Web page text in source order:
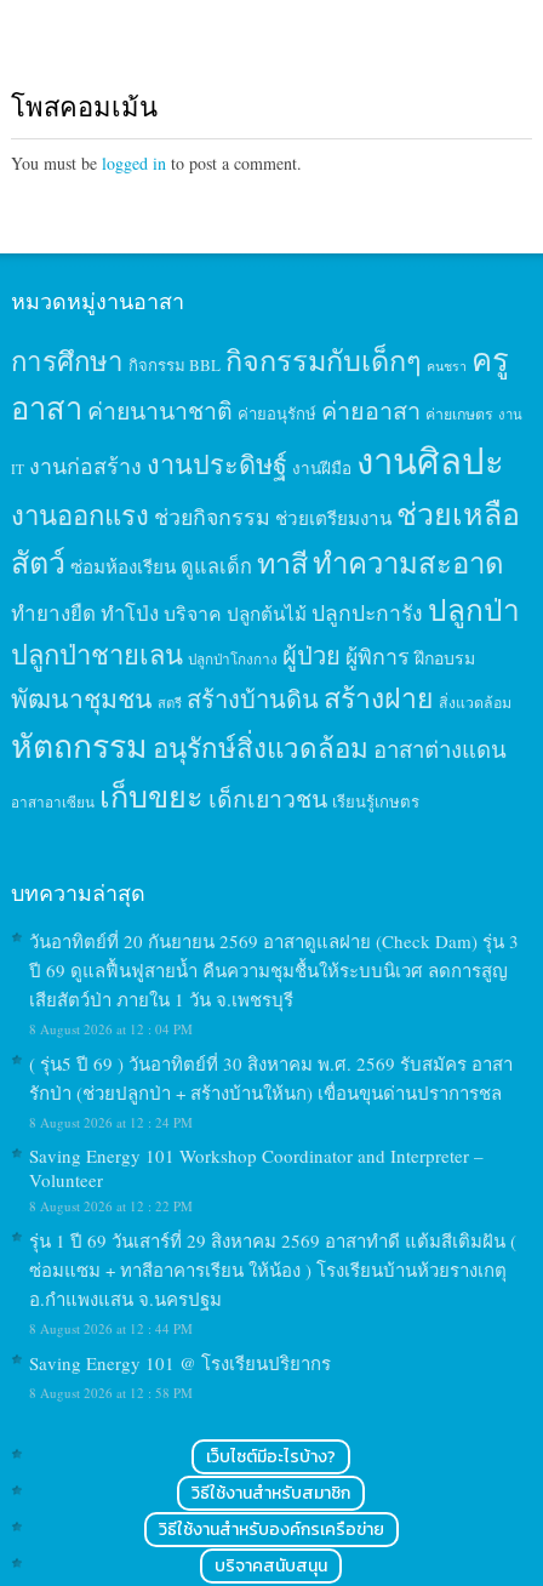
โพสคอมเม้น
You must be logged into post a comment.
หมวดหมู่งานอาสา
การศึกษา กิจกรรม BBL กิจกรรมกับเด็กๆ คนชรา ครู
อาสา ค่ายนานาชาติ ค่ายอนุรักษ์ ค่ายอาสา ค่ายเกษตร งาน
IT งานก่อสร้าง งานประดิษฐ์ งานฝีมือ งานศิลปะ
งานออกแรง ช่วยกิจกรรม ช่วยเตรียมงาน ช่วยเหลือ
สัตว์ ซ่อมห้องเรียน ดูแลเด็ก ทาสีทำความสะอาด
ทำยางยืด ทำโป่ง บริจาค ปลูกต้นไม้ ปลูกปะการัง ปลูกป่า
ปลูกป่าชายเลน ปลูกป่าโกงกาง ผู้ป่วย ผู้พิการ ฝึกอบรม
พัฒนาชุมชน สตรี สร้างบ้านดินสร้างฝาย สิ่งแวดล้อม
หัตถกรรม อนุรักษ์สิ่งแวดล้อม อาสาต่างแดน
อาสาอาเซียน เก็บขยะ เด็กเยาวชน เรียนรู้เกษตร
บทความล่าสุด
วันอาทิตย์ที่ 20 กันยายน 2569 อาสาดูแลฝาย (Check Dam) รุ่น 3
ปี 69 ดูแลฟื้นฟูสายน้ำ คืนความชุมชื้นให้ระบบนิเวศ ลดการสูญ
เสียสัตว์ป่า ภายใน 1 วัน จ.เพชรบุรี
8 August 2026 at 12 : 04 PM
( รุ่น5 ปี 69 ) วันอาทิตย์ที่ 30 สิงหาคม พ.ศ. 2569 รับสมัคร อาสา
รักป่า (ช่วยปลูกป่า + สร้างบ้านให้นก) เขื่อนขุนด่านปราการชล
8 August 2026 at 12 : 24 PM
Saving Energy 101 Workshop Coordinator and Interpreter –
Volunteer
8 August 2026 at 12 : 22 PM
รุ่น 1 ปี 69 วันเสาร์ที่ 29 สิงหาคม 2569 อาสาทำดี แต้มสีเติมฝัน (
ซ่อมแซม + ทาสีอาคารเรียน ให้น้อง ) โรงเรียนบ้านห้วยรางเกตุ
อ.กำแพงแสน จ.นครปฐม
8 August 2026 at 12 : 44 PM
Saving Energy 101 @ โรงเรียนปริยากร
8 August 2026 at 12 : 58 PM
เว็บไซต์มีอะไรบ้าง?
วิธีใช้งานสำหรับสมาชิก
วิธีใช้งานสำหรับองค์กรเครือข่าย
บริจาคสนับสนุน